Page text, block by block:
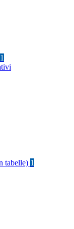
tabelle) 1